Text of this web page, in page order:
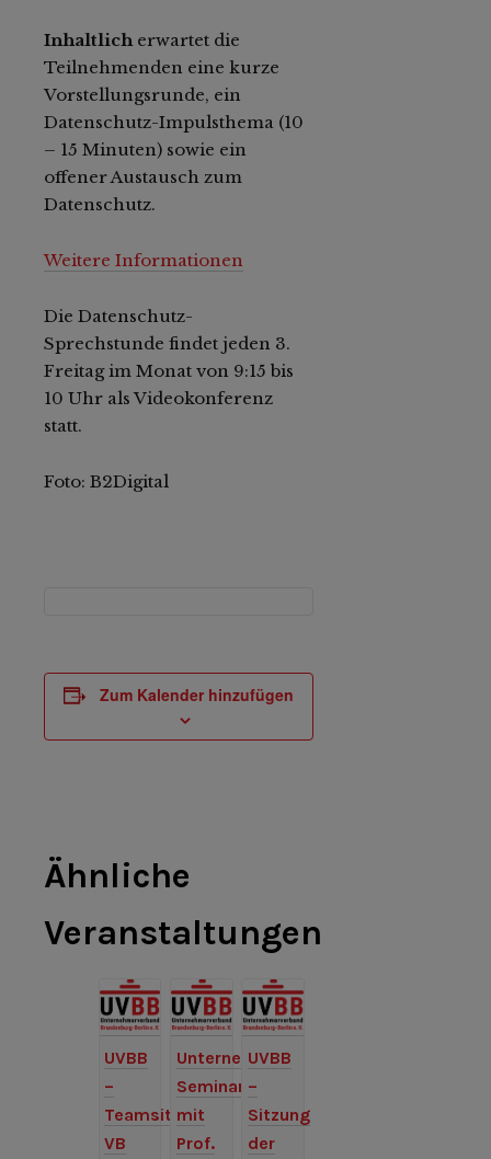
Inhaltlicherwartet die
Teilnehmenden eine kurze
Vorstellungsrunde, ein
Datenschutz-Impulsthema (10
– 15 Minuten) sowie ein
offener Austausch zum
Datenschutz.
Weitere Informationen
Die Datenschutz-
Sprechstunde findet jeden 3.
Freitag im Monat von 9:15 bis
10 Uhr als Videokonferenz
statt.
Foto: B2Digital
Zum Kalender hinzufügen
Ähnliche
Veranstaltungen
UVBB
–
Teamsitzung
VB
Unternehmer-
Seminar
mit
Prof.
UVBB
–
Sitzung
der